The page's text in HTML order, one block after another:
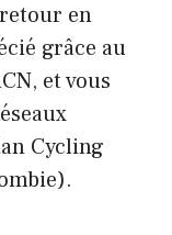
en
grâce au
et vous
Cycling